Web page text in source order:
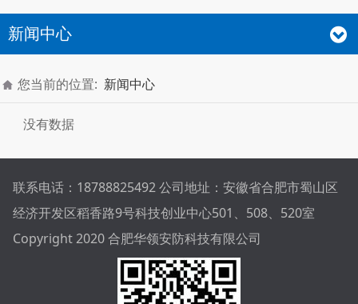
新闻中心
您当前的位置: 新闻中心
没有数据
联系电话：18788825492 公司地址：安徽省合肥市蜀山区
经济开发区稻香路9号科技创业中心501、508、520室
Copyright 2020 合肥华领安防科技有限公司